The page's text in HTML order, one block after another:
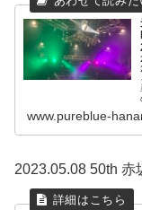
www.pureblue-
2023.05.08 50th 赤